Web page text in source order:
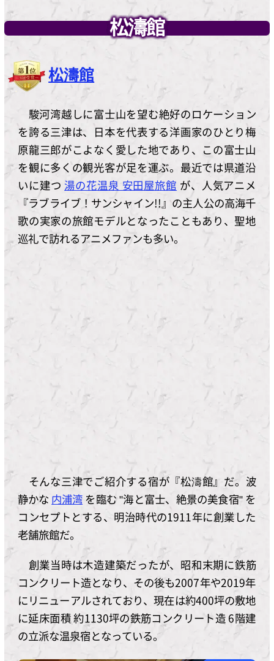
松濤館
松濤館
駿河湾越しに富士山を望む絶好のロケーション
を誇る三津は、日本を代表する洋画家のひとり梅
原龍三郎がこよなく愛した地であり、この富士山
を観に多くの観光客が足を運ぶ。最近では県道沿
いに建つ 湯の花温泉 安田屋旅館 が、人気アニメ
『ラブライブ！サンシャイン!!』の主人公の高海千
歌の実家の旅館モデルとなったこともあり、聖地
巡礼で訪れるアニメファンも多い。
そんな三津でご紹介する宿が『松濤館』だ。波
静かな 内浦湾 を臨む "海と富士、絶景の美食宿" を
コンセプトとする、明治時代の1911年に創業した
老舗旅館だ。
創業当時は木造建築だったが、昭和末期に鉄筋
コンクリート造となり、その後も2007年や2019年
にリニューアルされており、現在は約400坪の敷地
に延床面積 約1130坪の鉄筋コンクリート造 6階建
の立派な温泉宿となっている。